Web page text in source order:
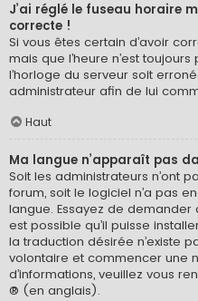
J’ai réglé le fuseau horaire
correcte !
Si vous êtes certain d’avoir
mais que l’heure n’est
l’horloge du serveur soit
administrateur afin de lui
Haut
Ma langue n’apparaît pas
Soit les administrateurs n’ont
forum, soit le logiciel n’a pas
langue. Essayez de demander
est possible qu’il puisse
la traduction désirée n’existe
volontaire et commencer une
d’informations, veuillez vous
® (en anglais).